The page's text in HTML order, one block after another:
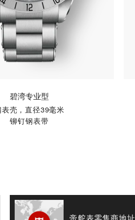
碧湾专业型
表壳，直径39毫米
铆钉钢表带